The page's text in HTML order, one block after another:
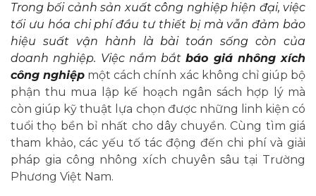
Trong bối cảnh sản xuất công nghiệp hiện đại, việc
tối ưu hóa chi phí đầu tư thiết bị mà vẫn đảm bảo
hiệu suất vận hành là bài toán sống còn của
doanh nghiệp. Việc nắm bắtbáo giá nhông xích
công nghiệp một cách chính xác không chỉ giúp bộ
phận thu mua lập kế hoạch ngân sách hợp lý mà
còn giúp kỹ thuật lựa chọn được những linh kiện có
tuổi thọ bền bỉ nhất cho dây chuyền. Cùng tìm giá
tham khảo, các yếu tố tác động đến chi phí và giải
pháp gia công nhông xích chuyên sâu tại Trường
Phương Việt Nam.